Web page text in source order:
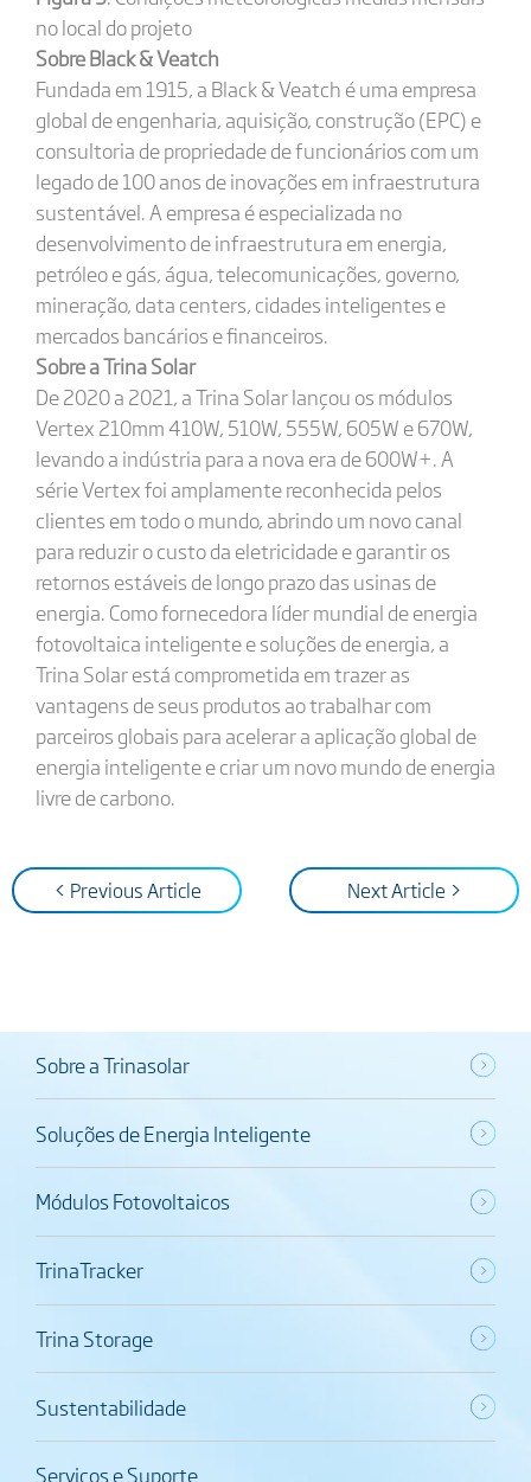
no local do projeto
Sobre Black & Veatch
Fundada em 1915, a Black & Veatch é uma empresa
global de engenharia, aquisição, construção (EPC) e
consultoria de propriedade de funcionários com um
legado de 100 anos de inovações em infraestrutura
sustentável. A empresa é especializada no
desenvolvimento de infraestrutura em energia,
petróleo e gás, água, telecomunicações, governo,
mineração, data centers, cidades inteligentes e
mercados bancários e financeiros.
Sobre a Trina Solar
De 2020 a 2021, a Trina Solar lançou os módulos
Vertex 210mm 410W, 510W, 555W, 605W e 670W,
levando a indústria para a nova era de 600W+. A
série Vertex foi amplamente reconhecida pelos
clientes em todo o mundo, abrindo um novo canal
para reduzir o custo da eletricidade e garantir os
retornos estáveis ​​de longo prazo das usinas de
energia. Como fornecedora líder mundial de energia
fotovoltaica inteligente e soluções de energia, a
Trina Solar está comprometida em trazer as
vantagens de seus produtos ao trabalhar com
parceiros globais para acelerar a aplicação global de
energia inteligente e criar um novo mundo de energia
livre de carbono.
< Previous Article Next Article >
Sobre a Trinasolar
Soluções de Energia Inteligente
Módulos Fotovoltaicos
TrinaTracker
Trina Storage
Sustentabilidade
Serviços e Suporte